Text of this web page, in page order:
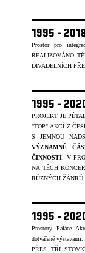
1995 -
Prostor pro
REALIZOVÁNO
DIVADELNÍCH
1995 -
PROJEKT JE
"TOP" AKCÍ Z
S JEMNOU
VÝZNAMNÉ
ČINNOSTI . V
NA TĚCH
RŮZNÝCH ŽÁNRŮ.
1995 -
Prostory Paláce
dotvářené
PŘES TŘI